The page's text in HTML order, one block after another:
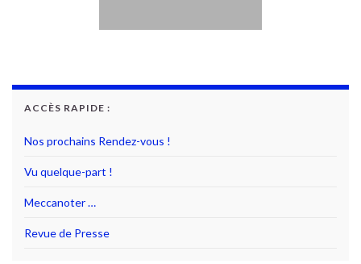
ACCÈS RAPIDE :
Nos prochains Rendez-vous !
Vu quelque-part !
Meccanoter …
Revue de Presse